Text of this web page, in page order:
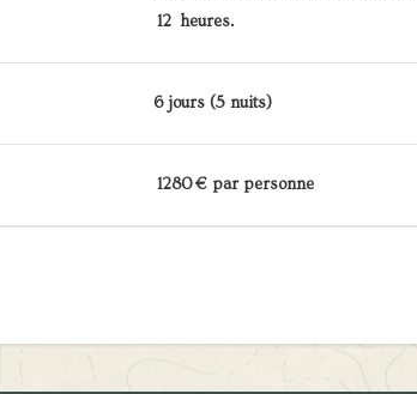
12 heures.
6 jours (5 nuits)
1280 € par personne